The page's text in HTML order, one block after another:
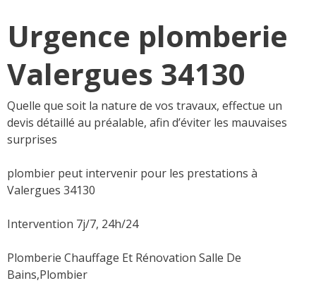
Urgence plomberie
Valergues 34130
Quelle que soit la nature de vos travaux, effectue un
devis détaillé au préalable, afin d’éviter les mauvaises
surprises
plombier peut intervenir pour les prestations à
Valergues 34130
Intervention 7j/7, 24h/24
Plomberie Chauffage Et Rénovation Salle De
Bains,Plombier